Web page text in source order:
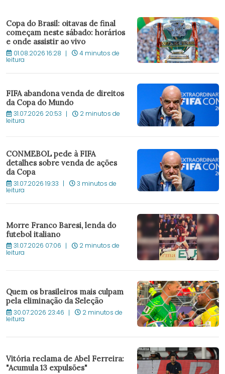
Copa do Brasil: oitavas de final
começam neste sábado: horários
e onde assistir ao vivo
01.08.2026 16:28 4 minutos de
leitura
FIFA abandona venda de direitos
da Copa do Mundo
31.07.2026 20:53 2 minutos de
leitura
CONMEBOL pede à FIFA
detalhes sobre venda de ações
da Copa
31.07.2026 19:33 3 minutos de
leitura
Morre Franco Baresi, lenda do
futebol italiano
31.07.2026 07:06 2 minutos de
leitura
Quem os brasileiros mais culpam
pela eliminação da Seleção
30.07.2026 23:46 2 minutos de
leitura
Vitória reclama de Abel Ferreira:
"Acumula 13 expulsões"